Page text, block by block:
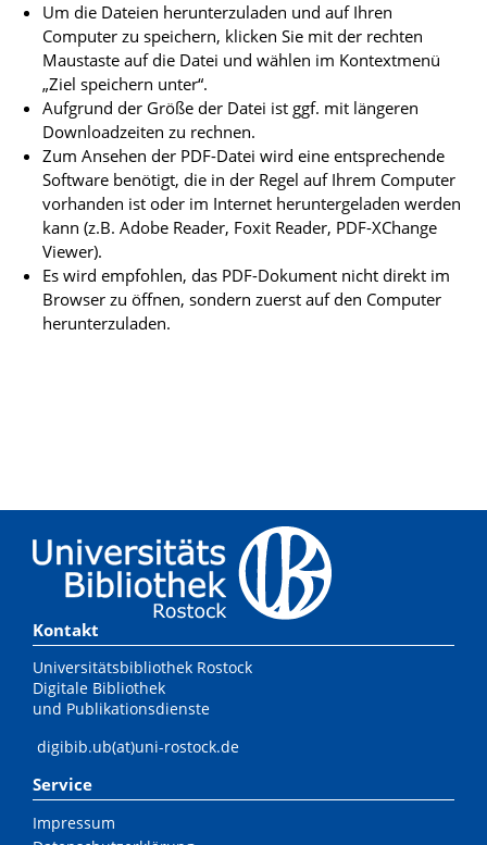
Um die Dateien herunterzuladen und auf Ihren
Computer zu speichern, klicken Sie mit der rechten
Maustaste auf die Datei und wählen im Kontextmenü
„Ziel speichern unter“.
Aufgrund der Größe der Datei ist ggf. mit längeren
Downloadzeiten zu rechnen.
Zum Ansehen der PDF-Datei wird eine entsprechende
Software benötigt, die in der Regel auf Ihrem Computer
vorhanden ist oder im Internet heruntergeladen werden
kann (z.B. Adobe Reader, Foxit Reader, PDF-XChange
Viewer).
Es wird empfohlen, das PDF-Dokument nicht direkt im
Browser zu öffnen, sondern zuerst auf den Computer
herunterzuladen.
Kontakt
Universitätsbibliothek Rostock
Digitale Bibliothek
und Publikationsdienste
digibib.ub(at)uni-rostock.de
Service
Impressum